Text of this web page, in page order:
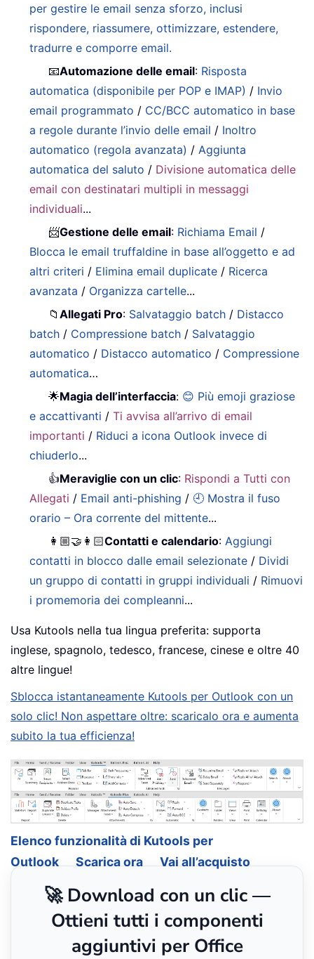
per gestire le email senza sforzo, inclusi
rispondere, riassumere, ottimizzare, estendere,
tradurre e comporre email.
📧Automazione delle email: Risposta
automatica (disponibile per POP e IMAP) / Invio
email programmato / CC/BCC automatico in base
a regole durante l’invio delle email / Inoltro
automatico (regola avanzata) / Aggiunta
automatica del saluto / Divisione automatica delle
email con destinatari multipli in messaggi
individuali...
📨Gestione delle email: Richiama Email /
Blocca le email truffaldine in base all’oggetto e ad
altri criteri / Elimina email duplicate / Ricerca
avanzata / Organizza cartelle...
📁Allegati Pro: Salvataggio batch / Distacco
batch / Compressione batch / Salvataggio
automatico / Distacco automatico / Compressione
automatica…
🌟Magia dell’interfaccia: 😊 Più emoji graziose
e accattivanti /Ti avvisa all’arrivo di email
importanti / Riduci a icona Outlook invece di
chiuderlo...
👍Meraviglie con un clic: Rispondi a Tutti con
Allegati / Email anti-phishing / 🕘 Mostra il fuso
orario – Ora corrente del mittente...
👩🏼‍🤝‍👩🏻Contatti e calendario: Aggiungi
contatti in blocco dalle email selezionate / Dividi
un gruppo di contatti in gruppi individuali / Rimuovi
i promemoria dei compleanni...
Usa Kutools nella tua lingua preferita: supporta
inglese, spagnolo, tedesco, francese, cinese e oltre 40
altre lingue!
Sblocca istantaneamente Kutools per Outlook con un
solo clic! Non aspettare oltre: scaricalo ora e aumenta
subito la tua efficienza!
Elenco funzionalità di Kutools per
Outlook
Scarica ora Vai all’acquisto
🚀 Download con un clic —
Ottieni tutti i componenti
aggiuntivi per Office